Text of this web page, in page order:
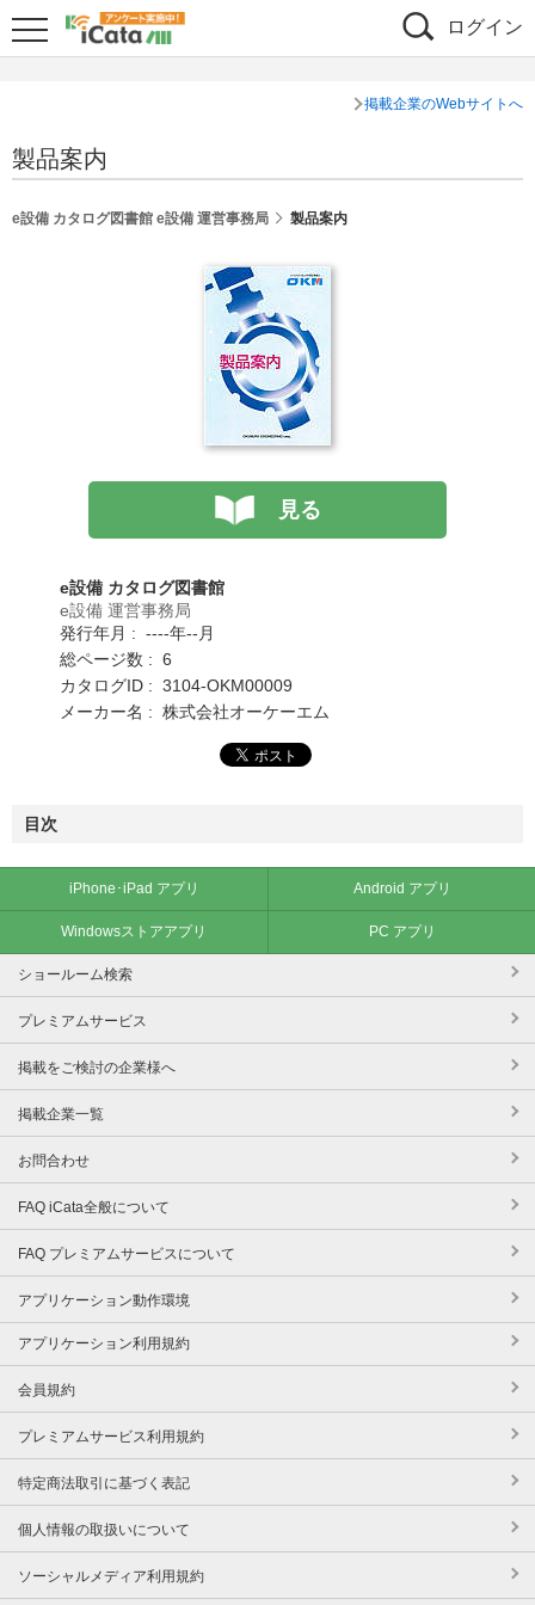
ログイン
掲載企業のWebサイトへ
製品案内
e設備 カタログ図書館 e設備 運営事務局 製品案内
見る
e設備 カタログ図書館
e設備 運営事務局
発行年月 : ----年--月
総ページ数 : 6
カタログID : 3104-OKM00009
メーカー名 : 株式会社オーケーエム
目次
iPhone･iPad アプリ Android アプリ
Windowsストアアプリ PC アプリ
ショールーム検索
プレミアムサービス
掲載をご検討の企業様へ
掲載企業一覧
お問合わせ
FAQ iCata全般について
FAQ プレミアムサービスについて
アプリケーション動作環境
アプリケーション利用規約
会員規約
プレミアムサービス利用規約
特定商法取引に基づく表記
個人情報の取扱いについて
ソーシャルメディア利用規約